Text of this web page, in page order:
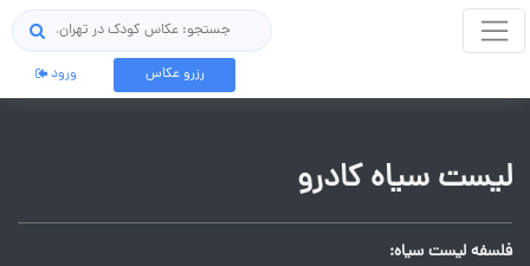
جستجو
رزرو عکاس ورود
لیست سیاه کادرو
فلسفه لیست سیاه: